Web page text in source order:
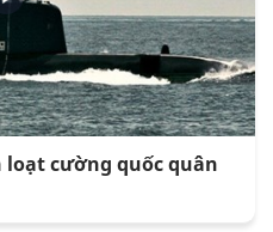
loạt cường quốc quân